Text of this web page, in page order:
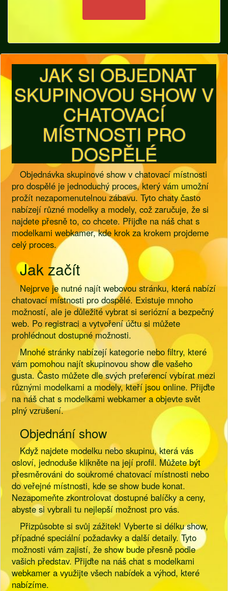
JAK SI OBJEDNAT
SKUPINOVOU SHOW V
CHATOVACÍ
MÍSTNOSTI PRO
DOSPĚLÉ
Objednávka skupinové show v chatovací místnosti
pro dospělé je jednoduchý proces, který vám umožní
prožít nezapomenutelnou zábavu. Tyto chaty často
nabízejí různé modelky a modely, což zaručuje, že si
najdete přesně to, co chcete. Přijďte na náš chat s
modelkami webkamer, kde krok za krokem projdeme
celý proces.
Jak začít
Nejprve je nutné najít webovou stránku, která nabízí
chatovací místnosti pro dospělé. Existuje mnoho
možností, ale je důležité vybrat si seriózní a bezpečný
web. Po registraci a vytvoření účtu si můžete
prohlédnout dostupné možnosti.
Mnohé stránky nabízejí kategorie nebo filtry, které
vám pomohou najít skupinovou show dle vašeho
gusta. Často můžete dle svých preferencí vybírat mezi
různými modelkami a modely, kteří jsou online. Přijďte
na náš chat s modelkami webkamer a objevte svět
plný vzrušení.
Objednání show
Když najdete modelku nebo skupinu, která vás
osloví, jednoduše klikněte na její profil. Můžete být
přesměrováni do soukromé chatovací místnosti nebo
do veřejné místnosti, kde se show bude konat.
Nezapomeňte zkontrolovat dostupné balíčky a ceny,
abyste si vybrali tu nejlepší možnost pro vás.
Přizpůsobte si svůj zážitek! Vyberte si délku show,
případné speciální požadavky a další detaily. Tyto
možnosti vám zajistí, že show bude přesně podle
vašich představ. Přijďte na náš chat s modelkami
webkamer a využijte všech nabídek a výhod, které
nabízíme.